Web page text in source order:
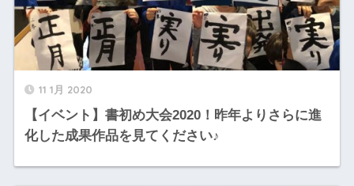
11 1月 2020
【イベント】書初め大会2020！昨年よりさらに進
化した成果作品を見てください♪